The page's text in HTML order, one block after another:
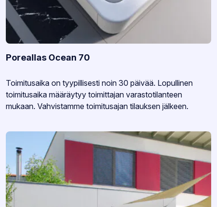
Poreallas Ocean 70
Varastotilanne:
Toimitusaika on tyypillisesti noin 30 päivää. Lopullinen
toimitusaika määräytyy toimittajan varastotilanteen
mukaan. Vahvistamme toimitusajan tilauksen jälkeen.